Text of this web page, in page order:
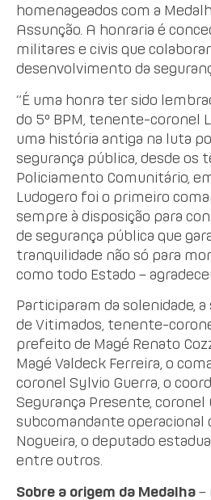
homenageados com a
Assunção. A honraria é
militares e civis que
desenvolvimento da
“É uma honra ter sido
do 5º BPM, tenente-coronel
uma história antiga na luta
segurança pública, desde os
Policiamento Comunitário,
Ludogero foi o primeiro
sempre à disposição para
de segurança pública que
tranquilidade não só para
como todo Estado –
Participaram da solenidade,
de Vitimados, tenente-
prefeito de Magé Renato
Magé Valdeck Ferreira, o
coronel Sylvio Guerra, o
Segurança Presente, coronel
subcomandante operacional
Nogueira, o deputado
entre outros.
Sobre a origem da Medalha –